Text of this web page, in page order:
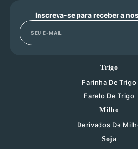
Inscreva-se para receber a
Trigo
Farinha De Trigo
Farelo De Trigo
Milho
Derivados De
Soja